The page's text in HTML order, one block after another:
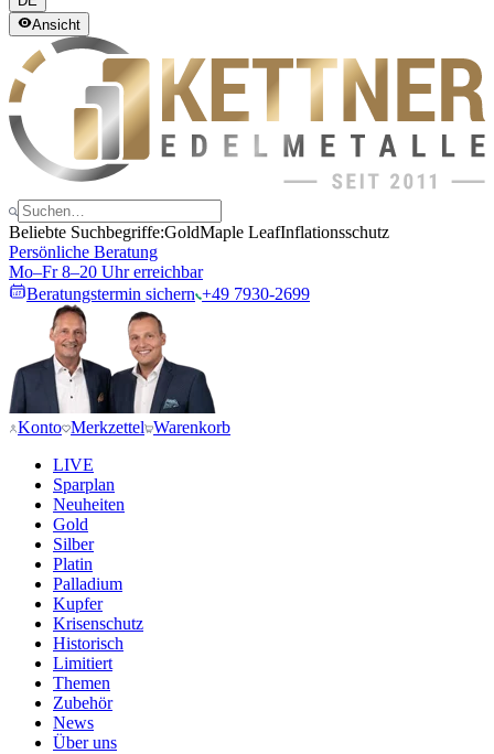
Ansicht
Beliebte Suchbegriffe:GoldMaple LeafInflationsschutz
Persönliche Beratung
Mo–Fr 8–20 Uhr erreichbar
Beratungstermin sichern +49 7930-2699
Konto Merkzettel Warenkorb
LIVE
Sparplan
Neuheiten
Gold
Silber
Platin
Palladium
Kupfer
Krisenschutz
Historisch
Limitiert
Themen
Zubehör
News
Über uns